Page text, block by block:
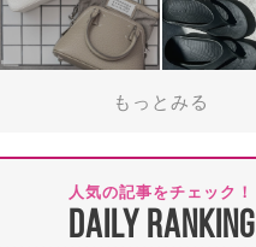
もっとみる
人気の記事をチェック！
DAILY RANKING